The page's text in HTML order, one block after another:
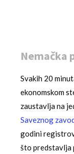
Nemačka
Svakih 20
ekonomskom
zaustavlja na
Saveznog
godini
što predstavlja